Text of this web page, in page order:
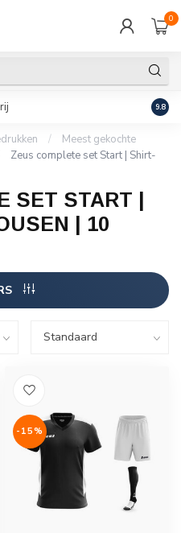
0
9.8
/
Meest gekochte
Zeus complete set Start | Shirt-
SET START |
| 10
-15%